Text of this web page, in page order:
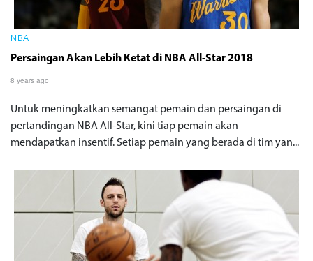
NBA
Persaingan Akan Lebih Ketat di NBA All-Star 2018
8 years ago
Untuk meningkatkan semangat pemain dan persaingan di
pertandingan NBA All-Star, kini tiap pemain akan
mendapatkan insentif. Setiap pemain yang berada di tim yan...